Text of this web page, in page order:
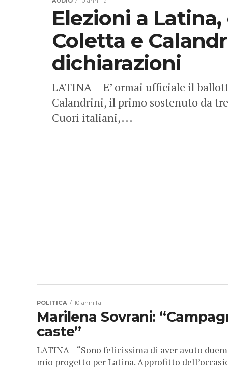
Elezioni a
Coletta e
dichiarazioni
LATINA – E’ ormai ufficiale il
Calandrini, il primo sostenuto da
Cuori italiani,...
Marilena Sovrani:
caste”
LATINA – “Sono felicissima di aver avuto
mio progetto per Latina. Approfitto